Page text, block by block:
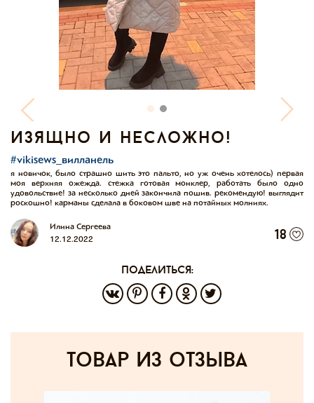
изящно и несложно!
#vikisews_вилланель
я новичок, было страшно шить это пальто, но уж очень хотелось) первая
моя верхняя ожежда. стежка готовая монклер, работать было одно
удовольствие! за несколько дней закончила пошив. рекомендую! выглядит
роскошно! карманы сделала в боковом шве на потайных молниях.
Илина Сергеева
12.12.2022
18
поделиться:
товар из отзыва